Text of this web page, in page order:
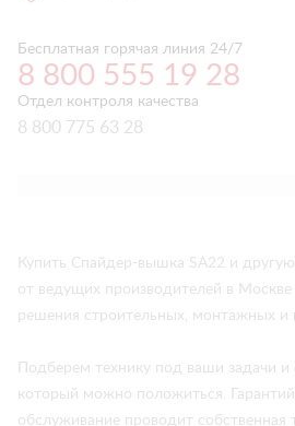
Бесплатная горячая линия 24/7
8 800 555 19 28
Отдел контроля качества
8 800 775 63 28
Купить Спайдер-вышка SA22 и
от ведущих производителей в
решения строительных, монтажных и
Подберем технику под ваши задачи и
который можно положиться.
обслуживание проводит собственная